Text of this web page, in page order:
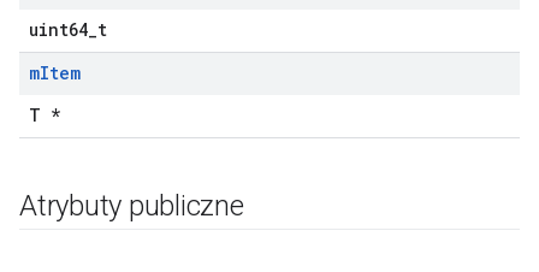
uint64_t
mItem
T *
Atrybuty publiczne